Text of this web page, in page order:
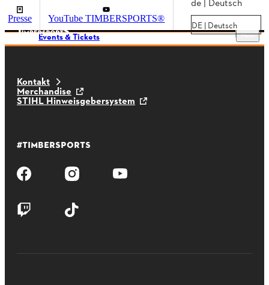
Presse YouTube TIMBERSPORTS®
de | Deutsch
DE | Deutsch
Menu
Events & Tickets
Kontakt
Merchandise
STIHL Hinweisgebersystem
#TIMBERSPORTS